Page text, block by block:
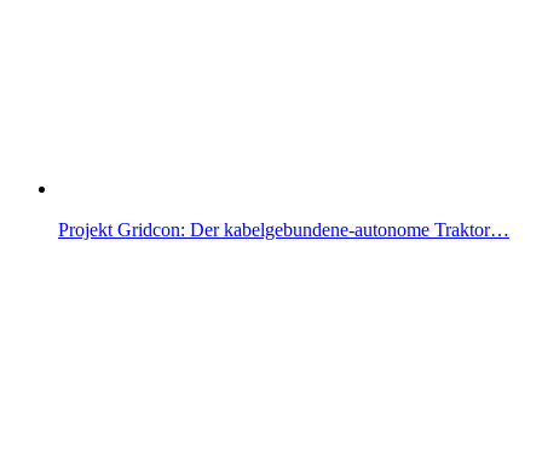
Projekt Gridcon: Der kabelgebundene-autonome Traktor…